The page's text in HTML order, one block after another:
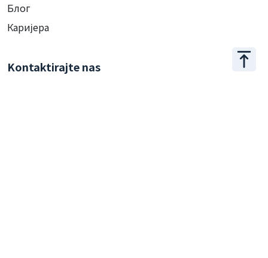
Блог
Каријера
Kontaktirajte nas